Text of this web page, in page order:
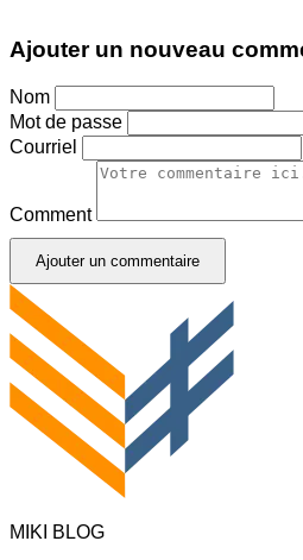
Ajouter un nouveau
Nom
Mot de passe
Courriel
Comment
Ajouter un commentaire
MIKI BLOG